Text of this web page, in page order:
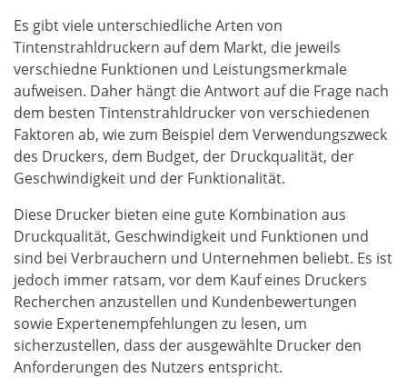
Es gibt viele unterschiedliche Arten von
Tintenstrahldruckern auf dem Markt, die jeweils
verschiedne Funktionen und Leistungsmerkmale
aufweisen. Daher hängt die Antwort auf die Frage nach
dem besten Tintenstrahldrucker von verschiedenen
Faktoren ab, wie zum Beispiel dem Verwendungszweck
des Druckers, dem Budget, der Druckqualität, der
Geschwindigkeit und der Funktionalität.
Diese Drucker bieten eine gute Kombination aus
Druckqualität, Geschwindigkeit und Funktionen und
sind bei Verbrauchern und Unternehmen beliebt. Es ist
jedoch immer ratsam, vor dem Kauf eines Druckers
Recherchen anzustellen und Kundenbewertungen
sowie Expertenempfehlungen zu lesen, um
sicherzustellen, dass der ausgewählte Drucker den
Anforderungen des Nutzers entspricht.